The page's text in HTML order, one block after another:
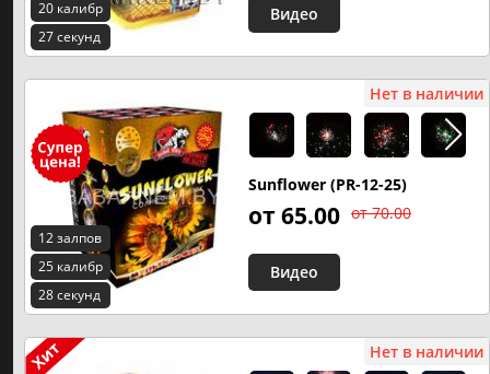
20 калибр
27 секунд
Видео
12 залпов
25 калибр
28 секунд
Sunflower (PR-12-25)
от 65.00 от 70.00
Нет в наличии
Видео
Нет в наличии